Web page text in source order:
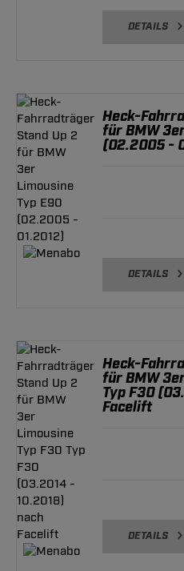
DETAILS
Heck-
für BMW
(02.2005 -
DETAILS
Heck-
für BMW
Typ F30
Facelift
DETAILS